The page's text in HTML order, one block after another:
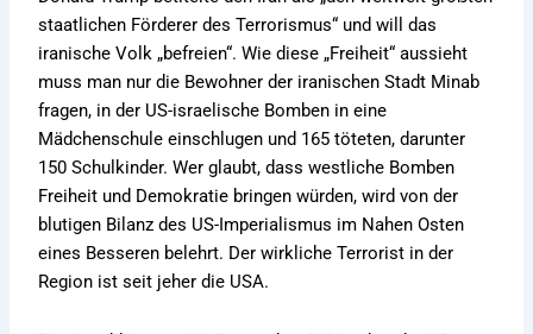
staatlichen Förderer des Terrorismus“ und will das
iranische Volk „befreien“. Wie diese „Freiheit“ aussieht
muss man nur die Bewohner der iranischen Stadt Minab
fragen, in der US-israelische Bomben in eine
Mädchenschule einschlugen und 165 töteten, darunter
150 Schulkinder. Wer glaubt, dass westliche Bomben
Freiheit und Demokratie bringen würden, wird von der
blutigen Bilanz des US-Imperialismus im Nahen Osten
eines Besseren belehrt. Der wirkliche Terrorist in der
Region ist seit jeher die USA.